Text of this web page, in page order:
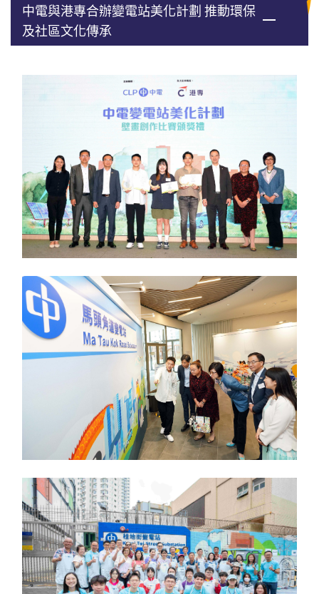
中電與港專合辦變電站美化計劃 推動環保
及社區文化傳承